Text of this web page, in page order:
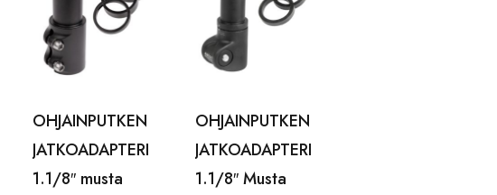
OHJAINPUTKEN
JATKOADAPTERI
1.1/8″ musta
OHJAINPUTKEN
JATKOADAPTERI
1.1/8″ Musta